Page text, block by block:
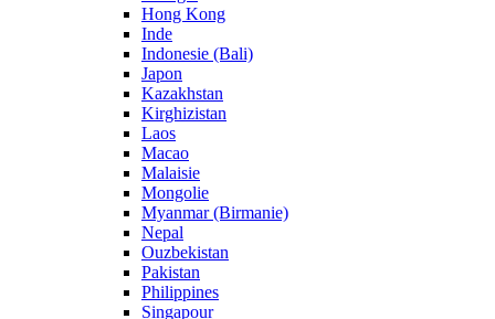
Hong Kong
Inde
Indonesie (Bali)
Japon
Kazakhstan
Kirghizistan
Laos
Macao
Malaisie
Mongolie
Myanmar (Birmanie)
Nepal
Ouzbekistan
Pakistan
Philippines
Singapour